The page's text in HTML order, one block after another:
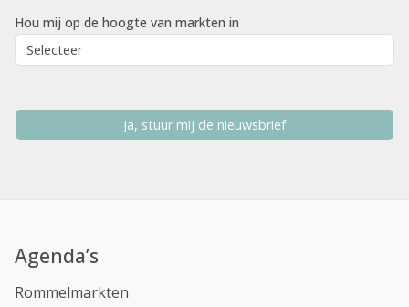
Hou mij op de hoogte van markten in
Ja, stuur mij de nieuwsbrief
Agenda’s
Rommelmarkten